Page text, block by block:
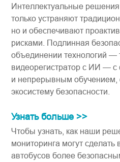
Интеллектуальные
только устраняют
но и обеспечивают
рисками. Подлинная
объединении технологий —
видеорегистратор​​ с ИИ —
и непрерывным обучением,
экосистему безопасности.
Узнать больше >>
Чтобы узнать, как наши
мониторинга​​ могут
автобусов более